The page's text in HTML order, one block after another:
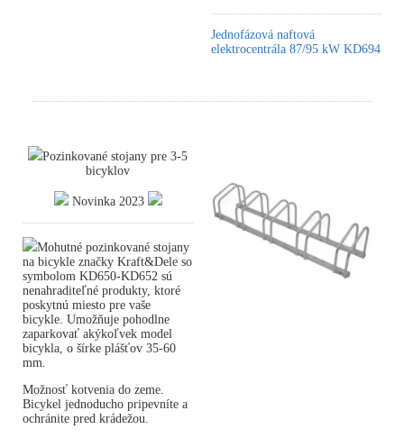
Jednofázová naftová
elektrocentrála 87/95 kW KD694
Pozinkované stojany pre 3-5
bicyklov
Novinka 2023
Mohutné pozinkované stojany
na bicykle značky Kraft&Dele so
symbolom KD650-KD652 sú
nenahraditeľné produkty, ktoré
poskytnú miesto pre vaše
bicykle. Umožňuje pohodlne
zaparkovať akýkoľvek model
bicykla, o šírke plášťov 35-60
mm.
Možnosť kotvenia do zeme.
Bicykel jednoducho pripevníte a
ochránite pred krádežou.